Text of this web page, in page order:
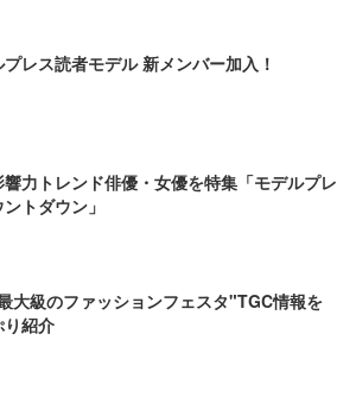
プレス読者モデル 新メンバー加入！
響力トレンド俳優・女優を特集「モデルプレ
トダウン」
大級のファッションフェスタ"TGC情報を
り紹介